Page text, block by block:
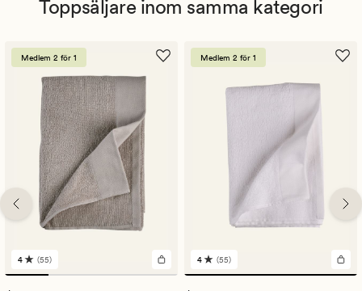
Toppsäljare inom samma kategori
Medlem 2 för 1
55
omdömen
4 (55)
Medlem 2 för 1
55
omdömen
4 (55)